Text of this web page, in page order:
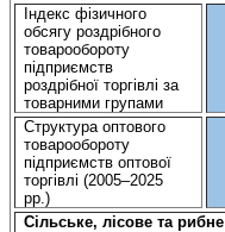
Індекс фізичного
обсягу роздрібного
товарообороту
підприємств
роздрібної торгівлі за
товарними групами
Структура оптового
товарообороту
підприємств оптової
торгівлі (2005–2025
рр.)
Сільське, лісовета рибне